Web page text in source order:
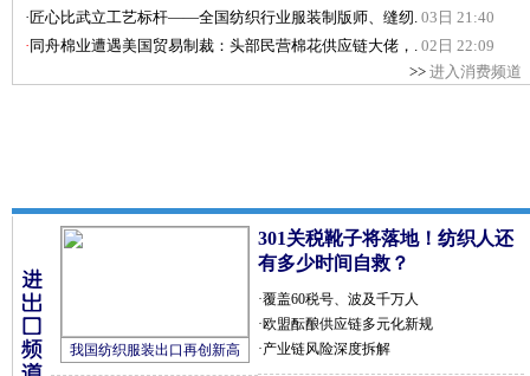
· 匠心比武立工艺标杆——全国纺织行业服装制版师、缝纫. 03日 21:40
· 同舟棉业遭遇美国贸易制裁：头部民营棉花供应链大佬，. 02日 22:09
>> 进入消费频道
我国纺织服装出口再创新高
301关税靴子将落地！纺织人还
有多少时间自救？
·覆盖60税号、波及千万人
·欧盟酝酿供应链多元化新规
·产业链风险深度拆解